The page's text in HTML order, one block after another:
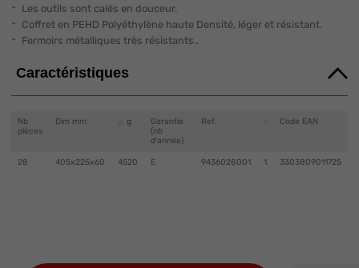
Les outils sont calés en douceur.
Coffret en PEHD Polyéthylène haute Densité, léger et résistant.
Fermoirs métalliques très résistants..
Caractéristiques
Nb
pièces
Dim mm g
Garantie
(nb
d'année)
Ref. Code EAN
28 405x225x60 4520 E 9436028001 1 3303809011725